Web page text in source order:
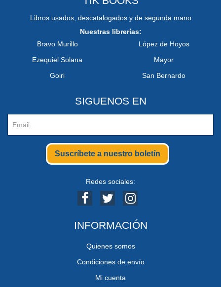
Libros usados, descatalogados y de segunda mano
Nuestras librerías:
Bravo Murillo
Ezequiel Solana
Goiri
López de Hoyos
Mayor
San Bernardo
SIGUENOS EN
Suscríbete a nuestro boletín
Redes sociales:
INFORMACIÓN
Quienes somos
Condiciones de envío
Mi cuenta